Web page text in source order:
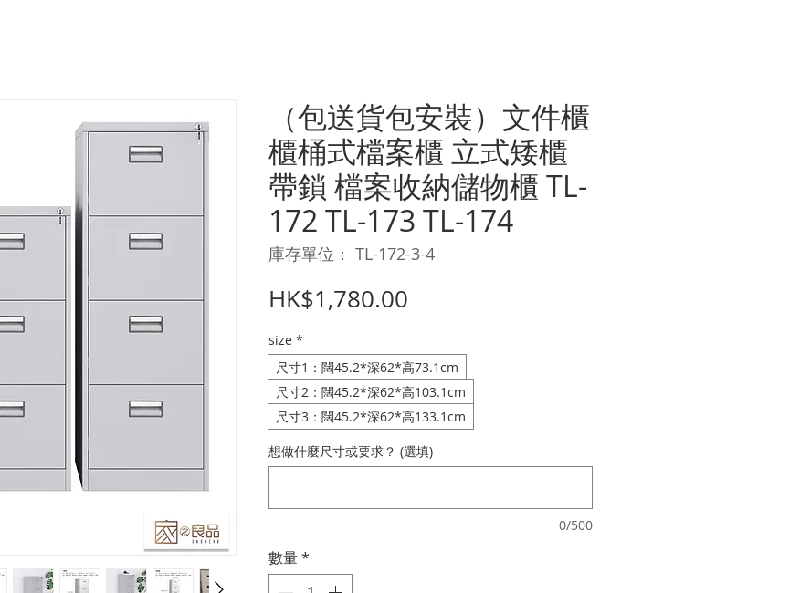
（包送貨包安裝）文件櫃
櫃桶式檔案櫃 立式矮櫃
帶鎖 檔案收納儲物櫃 TL-
172 TL-173 TL-174
庫存單位： TL-172-3-4
HK$1,780.00
size *
尺寸1：闊45.2*深62*高73.1cm
尺寸2：闊45.2*深62*高103.1cm
尺寸3：闊45.2*深62*高133.1cm
想做什麼尺寸或要求？ (選填)
0/500
數量*